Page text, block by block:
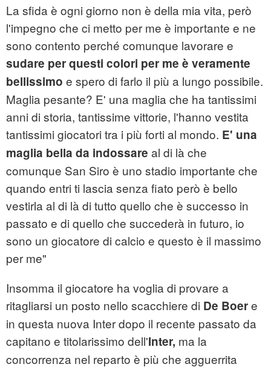
La sfida è ogni giorno non è della mia vita, però
l'impegno che ci metto per me è importante e ne
sono contento perché comunque lavorare e
sudare per questi colori per me è veramente
bellissimo e spero di farlo il più a lungo possibile.
Maglia pesante? E' una maglia che ha tantissimi
anni di storia, tantissime vittorie, l'hanno vestita
tantissimi giocatori tra i più forti al mondo. E' una
maglia bella da indossare al di là che
comunque San Siro è uno stadio importante che
quando entri ti lascia senza fiato però è bello
vestirla al di là di tutto quello che è successo in
passato e di quello che succederà in futuro, io
sono un giocatore di calcio e questo è il massimo
per me"
Insomma il giocatore ha voglia di provare a
ritagliarsi un posto nello scacchiere di De Boere
in questa nuova Inter dopo il recente passato da
capitano e titolarissimo dell'Inter, ma la
concorrenza nel reparto è più che agguerrita